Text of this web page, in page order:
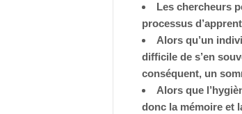
Les chercheurs
processus
Alors qu’un
difficile de s’en
conséquent, un
Alors que
donc la mémoire et